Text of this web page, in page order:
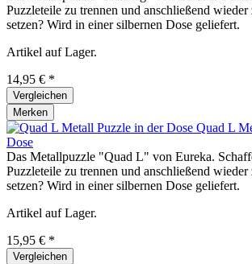
Puzzleteile zu trennen und anschließend wieder
setzen? Wird in einer silbernen Dose geliefert.
Artikel auf Lager.
14,95 € *
Vergleichen
Merken
Quad L
Dose
Das Metallpuzzle "Quad L" von Eureka.
Puzzleteile zu trennen und anschließend wieder
setzen? Wird in einer silbernen Dose geliefert.
Artikel auf Lager.
15,95 € *
Vergleichen